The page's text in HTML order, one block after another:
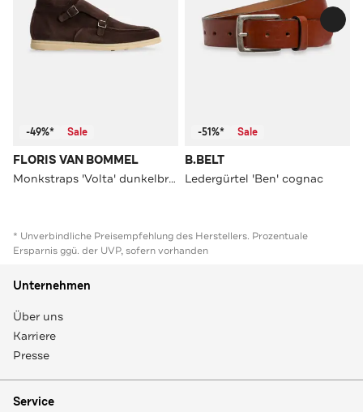
-49%* Sale
FLORIS VAN BOMMEL
Monkstraps 'Volta' dunkelbraun
-51%* Sale
B.BELT
Ledergürtel 'Ben' cognac
* Unverbindliche Preisempfehlung des Herstellers. Prozentuale
Ersparnis ggü. der UVP, sofern vorhanden
Unternehmen
Über uns
Karriere
Presse
Service